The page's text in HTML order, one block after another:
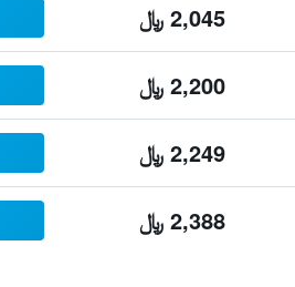
2,045 ﷼
2,200 ﷼
2,249 ﷼
2,388 ﷼